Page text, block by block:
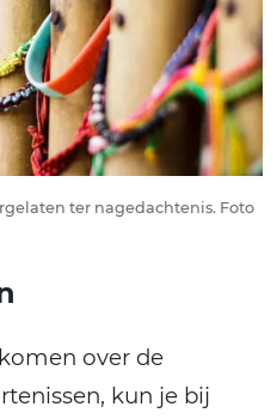
ter nagedachtenis. Foto
over de
kun je bij